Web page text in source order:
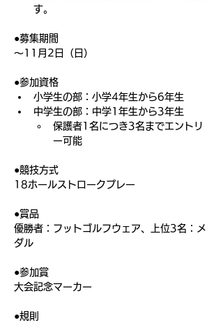
す。
●募集期間
〜11月2日（日）
●参加資格
小学生の部：小学4年生から6年生
中学生の部：中学1年生から3年生
保護者1名につき3名までエントリ
ー可能
●競技方式
18ホールストロークプレー
●賞品
優勝者：フットゴルフウェア、上位3名：メ
ダル
●参加賞
大会記念マーカー
●規則